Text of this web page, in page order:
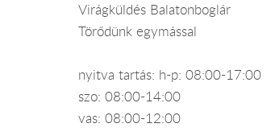
Virágküldés Balatonboglár
Törődünk egymással
nyitva tartás: h-p: 08:00-17:00
szo: 08:00-14:00
vas: 08:00-12:00